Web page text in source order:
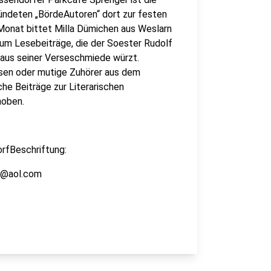
„BördeAutoren“ dort zur festen
bittet Milla Dümichen aus Weslarn
Lesebeiträge, die der Soester Rudolf
seiner Verseschmiede würzt.
oder mutige Zuhörer aus dem
Beiträge zur Literarischen